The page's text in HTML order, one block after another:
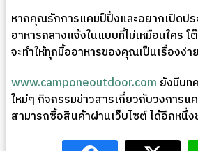
หากคุณรักการแคมป์ปิ้งและอยากเปิดป
อาหารกลางแจ้งในแบบที่ไม่เหมือนใคร
จะทำให้ทุกมื้ออาหารของคุณเป็นเรื่องง่
www.camponeoutdoor.com ยังมีบท
ใหม่ๆ กิจกรรมข่าวสารเกี่ยวกับวงการแ
สามารถซื้อสินค้าผ่านเว็บไซต์ ได้อีกหนึ่